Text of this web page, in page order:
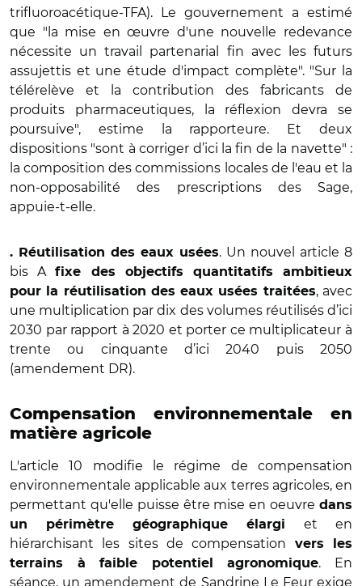
trifluoroacétique-TFA). Le gouvernement a estimé
que "la mise en œuvre d'une nouvelle redevance
nécessite un travail partenarial fin avec les futurs
assujettis et une étude d'impact complète". "Sur la
télérelève et la contribution des fabricants de
produits pharmaceutiques, la réflexion devra se
poursuive", estime la rapporteure. Et deux
dispositions "sont à corriger d’ici la fin de la navette" :
la composition des commissions locales de l'eau et la
non-opposabilité des prescriptions des Sage,
appuie-t-elle.
. Réutilisation des eaux usées. Un nouvel article 8
bis Afixe des objectifs quantitatifs ambitieux
pour la réutilisation des eaux usées traitées, avec
une multiplication par dix des volumes réutilisés d’ici
2030 par rapport à 2020 et porter ce multiplicateur à
trente ou cinquante d’ici 2040 puis 2050
(amendement DR).
Compensation environnementale en
matière agricole
L'article 10 modifie le régime de compensation
environnementale applicable aux terres agricoles, en
permettant qu'elle puisse être mise en oeuvre dans
un périmètre géographique élargi et en
hiérarchisant les sites de compensation
vers les
terrains à faible potentiel agronomique. En
séance, un amendement de Sandrine Le Feur exige